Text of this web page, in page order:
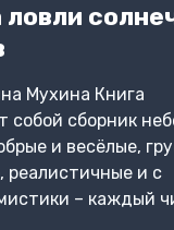
Мухина Книга
собой сборник
и весёлые,
реалистичные и с
– каждый